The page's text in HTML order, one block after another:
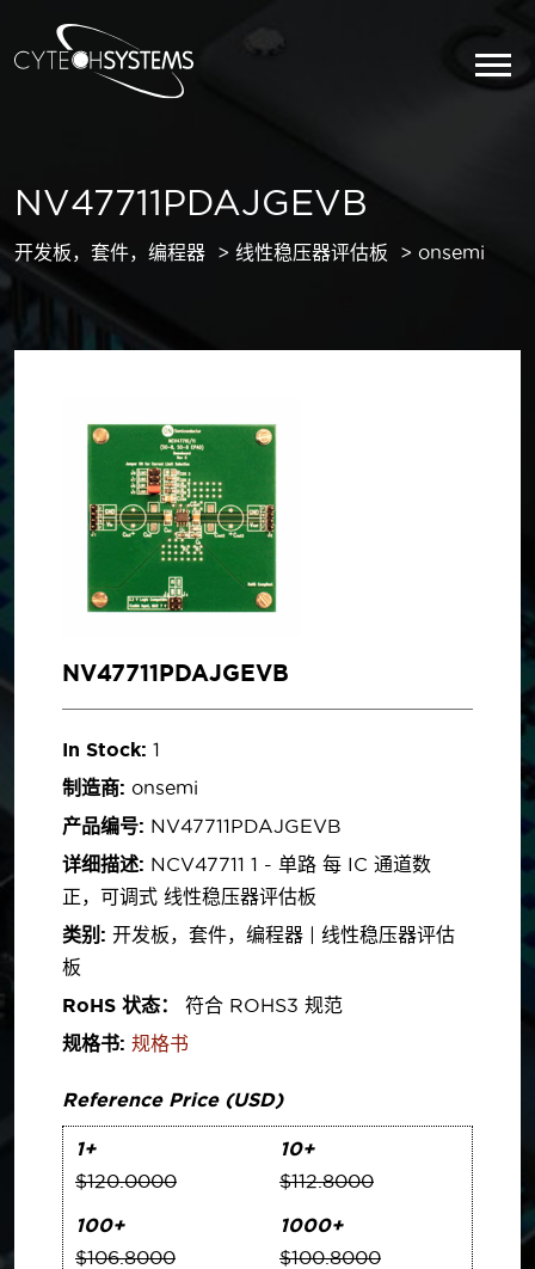
NV47711PDAJGEVB
开发板，套件，编程器 线性稳压器评估板 onsemi
NV47711PDAJGEVB
In Stock: 1
制造商: onsemi
产品编号: NV47711PDAJGEVB
详细描述: NCV47711 1 - 单路 每 IC 通道数
正，可调式 线性稳压器评估板
类别: 开发板，套件，编程器 | 线性稳压器评估
板
RoHS 状态：
符合 ROHS3 规范
规格书: 规格书
Reference Price (USD)
1+
$120.0000
10+
$112.8000
100+
$106.8000
1000+
$100.8000